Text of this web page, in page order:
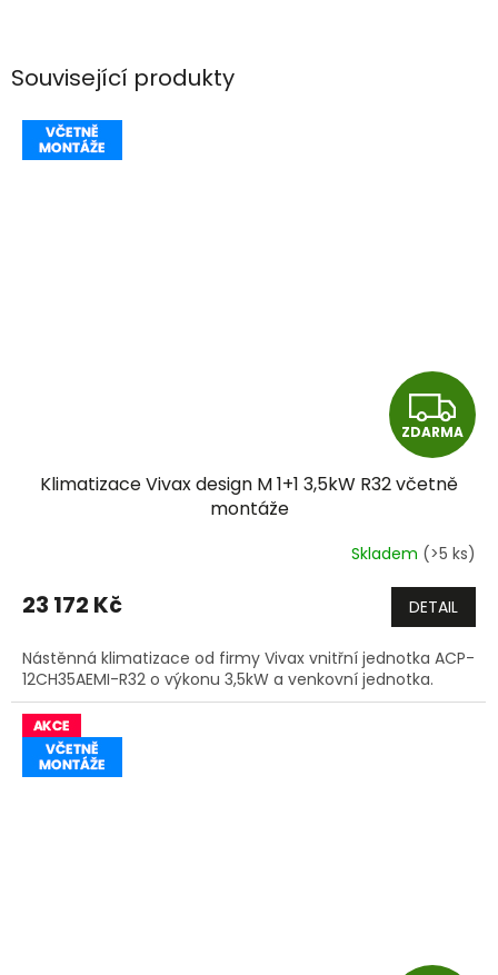
Související produkty
Z
D
A
R
M
A
ZDARMA
Klimatizace Vivax design M 1+1 3,5kW R32 včetně
montáže
Skladem (>5 ks)
23 172 Kč DETAIL
Nástěnná klimatizace od firmy Vivax vnitřní jednotka ACP-
12CH35AEMI-R32 o výkonu 3,5kW a venkovní jednotka.